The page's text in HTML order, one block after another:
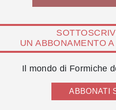
UN ABBONAMENTO
Il mondo di Formiche
ABBONATI